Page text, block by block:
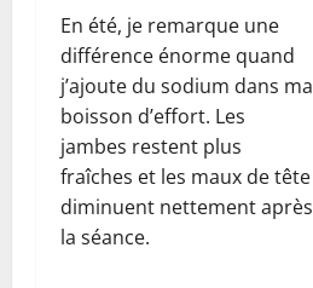
En été, je remarque une
différence énorme quand
j’ajoute du sodium dans ma
boisson d’effort. Les
jambes restent plus
fraîches et les maux de tête
diminuent nettement après
la séance.